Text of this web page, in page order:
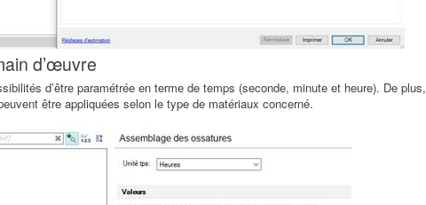
d’œuvre
d’être paramétrée en terme de temps (seconde, minute et heure). De plus,
être appliquées selon le type de matériaux concerné.